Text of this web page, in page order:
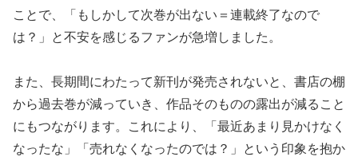
ことで、「もしかして次巻が出ない＝連載終了なので
は？」と不安を感じるファンが急増しました。
また、長期間にわたって新刊が発売されないと、書店の棚
から過去巻が減っていき、作品そのものの露出が減ること
にもつながります。これにより、「最近あまり見かけなく
なったな」「売れなくなったのでは？」という印象を抱か